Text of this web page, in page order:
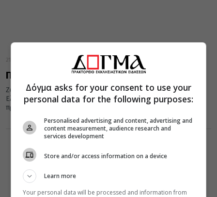
21 Σεπτεμβρίου 2014
Πατριαρχική Θ. Λειτουργία στο Διδυμότειχο
Ζωντανή σύνδεση με τον καθεδρικό ιερό ναό Παναγίας
Ελευθερώτριας Διδυμοτείχου όπου ο Οικουμενικός Πατριάρχης
προεξάρχει του συλλείτουργου
Δόγμα asks for your consent to use your
personal data for the following purposes:
Personalised advertising and content, advertising and
content measurement, audience research and
services development
Store and/or access information on a device
Learn more
Your personal data will be processed and information from